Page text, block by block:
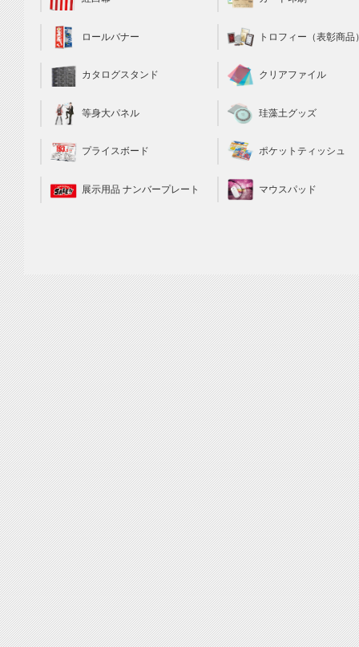
ロールバナー
カタログスタンド
等身大パネル
プライスボード
展示用品 ナンバープレート
トロフィー（表彰商品
クリアファイル
珪藻土グッズ
ポケットティッシュ
マウスパッド